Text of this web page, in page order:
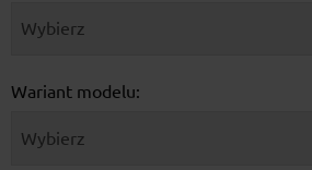
Wariant modelu: